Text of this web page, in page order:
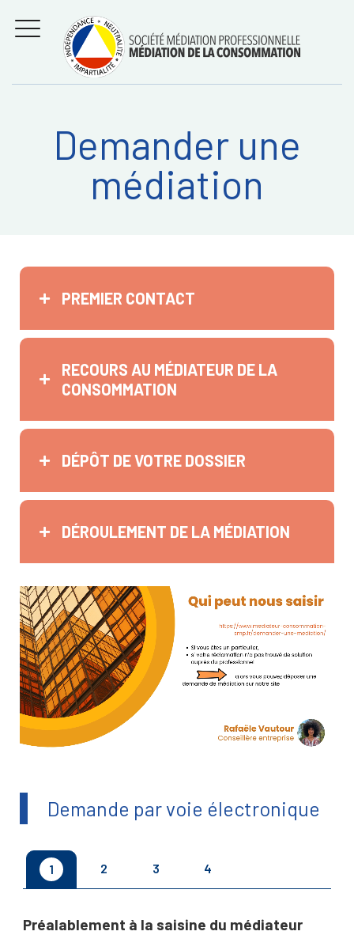
Régler les litiges
entre
consommateurs et
professionnels avec
la médiation de la
consommation
MENU
Recherche
Demander une
médiation
PREMIER CONTACT
RECOURS AU MÉDIATEUR DE LA
CONSOMMATION
DÉPÔT DE VOTRE DOSSIER
DÉROULEMENT DE LA MÉDIATION
Demande par voie électronique
1 2 3 4
Préalablement à la saisine du médiateur